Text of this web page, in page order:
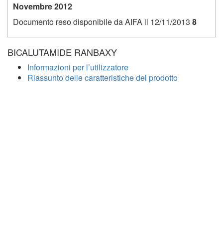
Novembre 2012
Documento reso disponibile da AIFA il 12/11/2013 8
BICALUTAMIDE RANBAXY
Informazioni per l’utilizzatore
Riassunto delle caratteristiche del prodotto